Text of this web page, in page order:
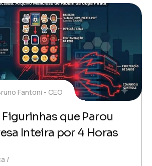
Fantoni - CEO
Figurinhas que Parou
Inteira por 4 Horas